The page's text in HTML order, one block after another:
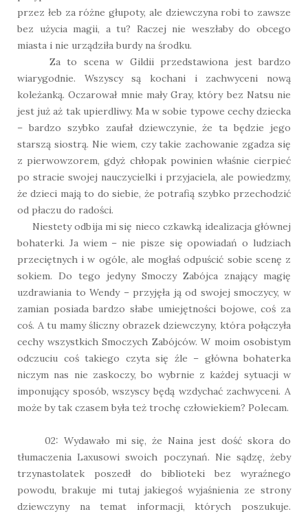
przez łeb za różne głupoty, ale dziewczyna robi to zawsze
bez użycia magii, a tu? Raczej nie weszłaby do obcego
miasta i nie urządziła burdy na środku.
Za to scena w Gildii przedstawiona jest bardzo
wiarygodnie. Wszyscy są kochani i zachwyceni nową
koleżanką. Oczarował mnie mały Gray, który bez Natsu nie
jest już aż tak upierdliwy. Ma w sobie typowe cechy dziecka
– bardzo szybko zaufał dziewczynie, że ta będzie jego
starszą siostrą. Nie wiem, czy takie zachowanie zgadza się
z pierwowzorem, gdyż chłopak powinien właśnie cierpieć
po stracie swojej nauczycielki i przyjaciela, ale powiedzmy,
że dzieci mają to do siebie, że potrafią szybko przechodzić
od płaczu do radości.
Niestety odbija mi się nieco czkawką idealizacja głównej
bohaterki. Ja wiem – nie pisze się opowiadań o ludziach
przeciętnych i w ogóle, ale mogłaś odpuścić sobie scenę z
sokiem. Do tego jedyny Smoczy Zabójca znający magię
uzdrawiania to Wendy – przyjęła ją od swojej smoczycy, w
zamian posiada bardzo słabe umiejętności bojowe, coś za
coś. A tu mamy śliczny obrazek dziewczyny, która połączyła
cechy wszystkich Smoczych Zabójców. W moim osobistym
odczuciu coś takiego czyta się źle – główna bohaterka
niczym nas nie zaskoczy, bo wybrnie z każdej sytuacji w
imponujący sposób, wszyscy będą wzdychać zachwyceni. A
może by tak czasem była też trochę człowiekiem? Polecam.
02: Wydawało mi się, że Naina jest dość skora do
tłumaczenia Laxusowi swoich poczynań. Nie sądzę, żeby
trzynastolatek poszedł do biblioteki bez wyraźnego
powodu, brakuje mi tutaj jakiegoś wyjaśnienia ze strony
dziewczyny na temat informacji, których poszukuje.